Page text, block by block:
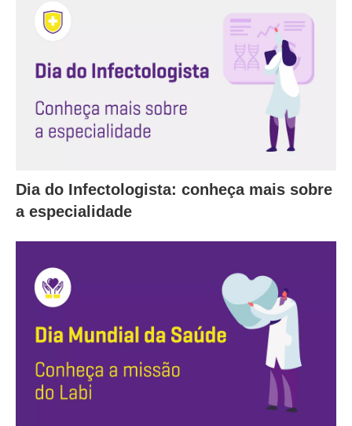
Dia do Infectologista: conheça mais sobre
a especialidade